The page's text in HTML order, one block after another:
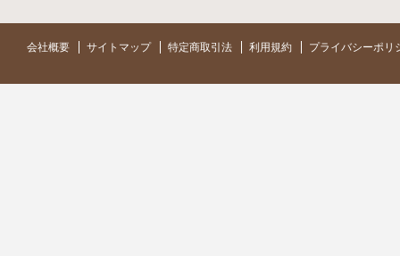
会社概要 サイトマップ 特定商取引法 利用規約 プライバシーポリ